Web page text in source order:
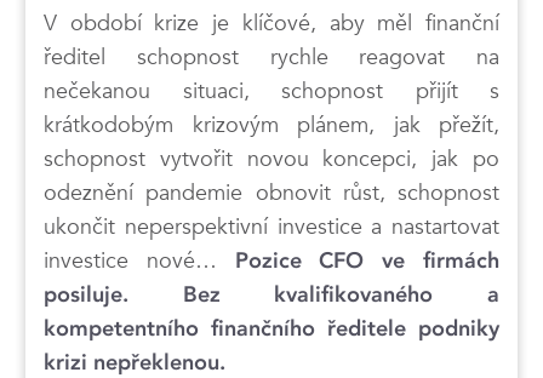
V období krize je klíčové, aby měl finanční
ředitel schopnost rychle reagovat na
nečekanou situaci, schopnost přijít s
krátkodobým krizovým plánem, jak přežít,
schopnost vytvořit novou koncepci, jak po
odeznění pandemie obnovit růst, schopnost
ukončit neperspektivní investice a nastartovat
investice nové…
Pozice CFO ve firmách
posiluje. Bez kvalifikovaného a
kompetentního finančního ředitele podniky
krizi nepřeklenou.